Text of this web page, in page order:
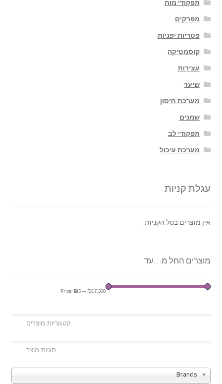
תפקודי מוח
מפרקים
פטריות יפניות
קוסמטיקה
עצירות
שיער
מערכת חיסון
שמנים
תפקודי לב
מערכת עיכול
עגלת קניות
אין מוצרים בסל הקניות.
מוצרים החל מ…עד
Price: ₪5— ₪17,500
Brands